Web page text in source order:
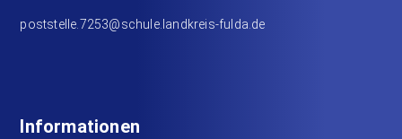
poststelle.7253@schule.landkreis-fulda.de
Informationen